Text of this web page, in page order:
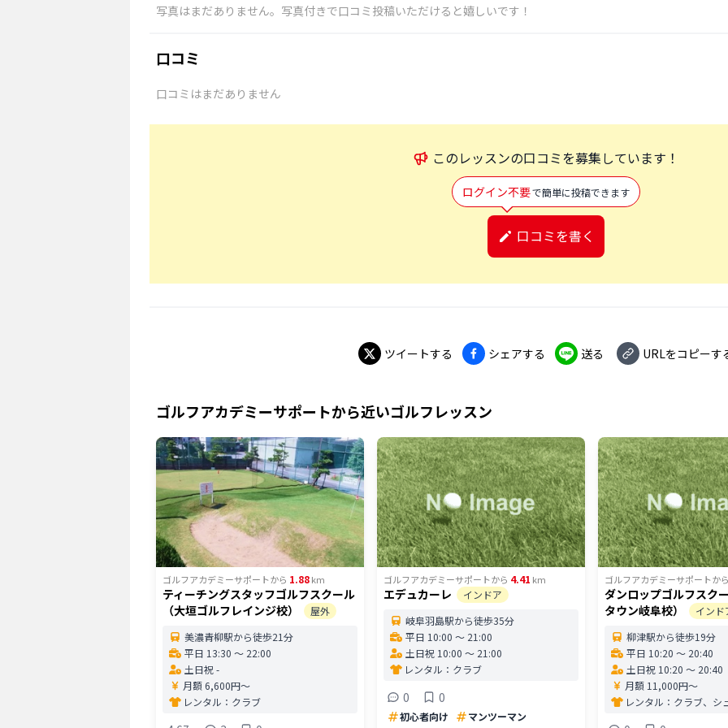
写真はまだありません。写真付きで口コミ投稿いただけると嬉しいです！
口コミ
口コミはまだありません
このレッスンの口コミを募集しています！
ログイン不要で簡単に投稿できます
口コミを書く
ツイートする シェアする 送る URLをコピーす
ゴルフアカデミーサポートから近いゴルフレッスン
ゴルフアカデミーサポートから 1.88km
ティーチングスタッフゴルフスクール
（大垣ゴルフレインジ校）
屋外
美濃青柳駅から徒歩21分
平日 13:30 〜 22:00
土日祝 -
月額 6,600円〜
レンタル： クラブ
ゴルフアカデミーサポートから 4.41 km
エデュカーレ
インドア
岐阜羽島駅から徒歩35分
平日 10:00 〜 21:00
土日祝 10:00 〜 21:00
レンタル： クラブ
0 0
初心者向け マンツーマン
ゴルフアカデミーサポートか
ダンロップゴルフスク
タウン岐阜校）
インド
柳津駅から徒歩19分
平日 10:20 〜 20:40
土日祝 10:20 〜 20:40
月額 11,000円〜
レンタル： クラブ、シ